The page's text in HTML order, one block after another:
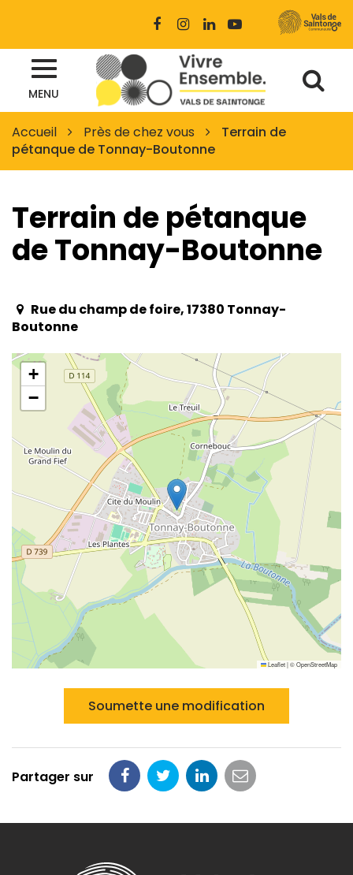
Lien
compte
Facebook
Lien
le
compte
Instagram
Lien
le
compte
Linkedin
chaîne
Youtube
MENU Site
officiel
des
Vals
de
Saintonge
à
Accueil Près de chez vous
Terrain de
pétanque de Tonnay-Boutonne
Terrain de pétanque
de Tonnay-Boutonne
Rue du champ de foire, 17380 Tonnay-
Boutonne
+
−
Leaflet|©OpenStreetMap
Soumette une modification
Partager sur
Partager
Facebook
Partager
Twitter
Partager
LinkedIn
Partager
email